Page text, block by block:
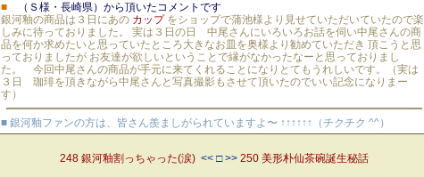
■
（Ｓ様・長崎県）から頂いたコメントです
銀河釉の商品は３日にあの カップをショップで蒲池様より見せていただいていたので楽
しみに待っておりました。 実は３日の日 中尾さんにいろいろお話を伺い中尾さんの商
品を何か求めたいと思っていたところ大きなお皿を奥様より勧めていただき 頂こうと思
っておりましたが お友達が欲しいということで縁がなかったなーと思っておりまし
た。 今回中尾さんの商品が手元に来てくれることになりとてもうれしいです。（実は
３日 珈琲を頂きながら中尾さんと写真撮影もさせて頂いたのでいい記念になりまー
す）
■ 銀河釉ファンの方は、皆さん羨ましがられていますよ〜 ↑↑↑↑↑↑（チクチク ^^）
248 銀河釉割っちゃった(涙) << □ >> 250 美形朴仙茶碗誕生秘話